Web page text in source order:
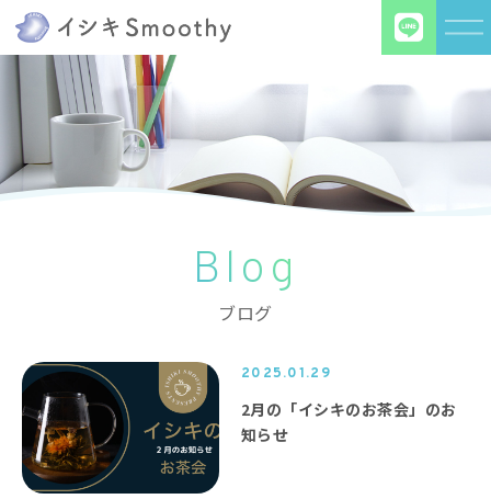
Blog
ブログ
2025.01.29
2月の「イシキのお茶会」のお
知らせ